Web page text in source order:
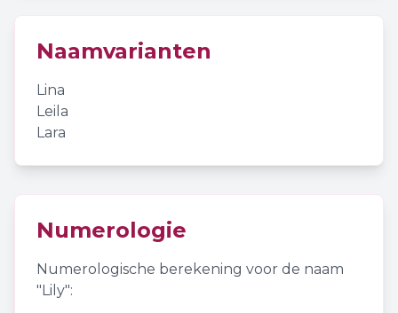
Naamvarianten
Lina
Leila
Lara
Numerologie
Numerologische berekening voor de naam
"Lily":